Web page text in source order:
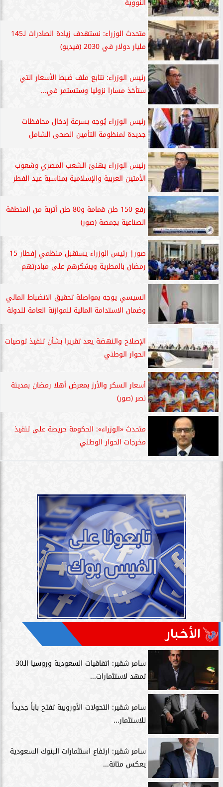
متحدث الوزراء: نستهدف زيادة الصادرات لـ145
مليار دولار في 2030 (فيديو)
رئيس الوزراء: نتابع ملف ضبط الأسعار التي
ستأخذ مسارا نزوليا وستستمر في...
رئيس الوزراء يُوجه بسرعة إدخال محافظات
جديدة لمنظومة التأمين الصحى الشامل
رئيس الوزراء يهنئ الشعب المصري وشعوب
الأمتين العربية والإسلامية بمناسبة عيد الفطر
رفع 150 طن قمامة و80 طن أتربة من المنطقة
الصناعية بجمصة (صور)
صور| رئيس الوزراء يستقبل منظمي إفطار 15
رمضان بالمطرية ويشكرهم على مبادرتهم
السيسي يوجه بمواصلة تحقيق الانضباط المالي
وضمان الاستدامة المالية للموازنة العامة للدولة
الإصلاح والنهضة يعد تقريرا بشأن تنفيذ توصيات
الحوار الوطني
أسعار السكر والأرز بمعرض أهلا رمضان بمدينة
نصر (صور)
متحدث «الوزراء»: الحكومة حريصة على تنفيذ
مخرجات الحوار الوطني
الأخبار
سامر شقير: اتفاقيات السعودية وروسيا الـ30
تمهد لاستثمارات...
سامر شقير: التحولات الأوروبية تفتح باباً جديداً
للاستثمار...
سامر شقير: ارتفاع استثمارات البنوك السعودية
يعكس متانة...